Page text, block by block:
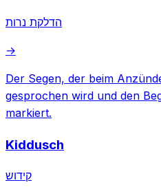
הדלקת נרות
→
Der Segen, der beim
gesprochen wird und den
markiert.
Kiddusch
קידוש